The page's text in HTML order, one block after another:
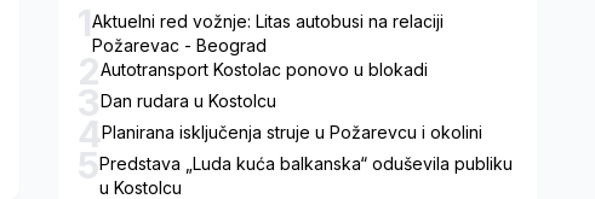
1Aktuelni red vožnje: Litas autobusi na relaciji
Požarevac - Beograd
2Autotransport Kostolac ponovo u blokadi
3Dan rudara u Kostolcu
4Planirana isključenja struje u Požarevcu i okolini
5Predstava „Luda kuća balkanska“ oduševila publiku
u Kostolcu